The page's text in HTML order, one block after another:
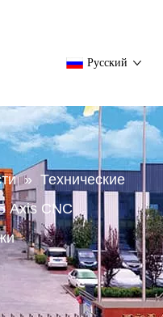
Pусский
» Технические
Axis CNC